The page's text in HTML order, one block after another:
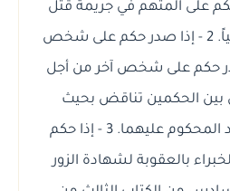
1 - إذا حكم على المتهم في جريمة قتل
ثم وجد المدعى قتله حياً. 2 - إذا صدر حكم على شخص
حكم على شخص آخر من أجل
بين الحكمين تناقض بحيث
يستنتج منه براءة أحد المحكوم عليهما. 3 - إذا حكم
بالعقوبة لشهادة الزور